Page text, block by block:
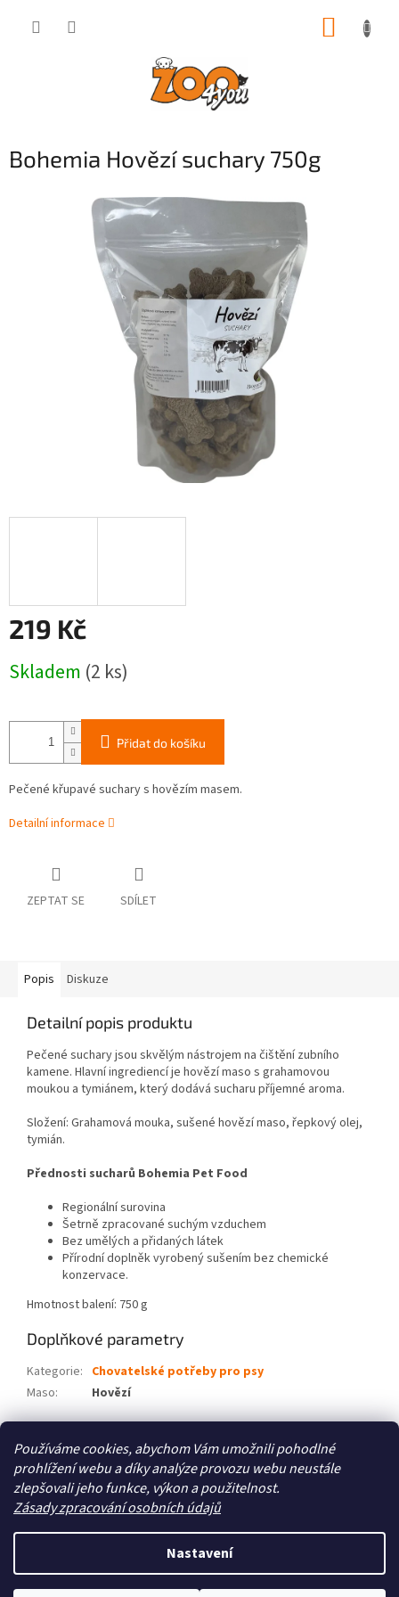
Používáme cookies, abychom Vám umožnili pohodlné
prohlížení webu a díky analýze provozu webu neustále
zlepšovali jeho funkce, výkon a použitelnost.
Zásady zpracování osobních údajů
Nastavení
Bohemia Hovězí suchary 750g
219 Kč
cena:
Skladem (2 ks)
Přidat do košíku
Pečené křupavé suchary s hovězím masem.
Detailní informace
ZEPTAT SE SDÍLET
Popis Diskuze
Detailní popis produktu
Pečené suchary jsou skvělým nástrojem na čištění zubního
kamene. Hlavní ingrediencí je hovězí maso s grahamovou
moukou a tymiánem, který dodává sucharu příjemné aroma.
Složení: Grahamová mouka, sušené hovězí maso, řepkový olej,
tymián.
Přednosti sucharů Bohemia Pet Food
Regionální surovina
Šetrně zpracované suchým vzduchem
Bez umělých a přidaných látek
Přírodní doplněk vyrobený sušením bez chemické
konzervace.
Hmotnost balení: 750 g
Doplňkové parametry
Kategorie: Chovatelské potřeby pro psy
Maso: Hovězí
Zboží.cz Heureka.cz
Vytvořil Shoptet